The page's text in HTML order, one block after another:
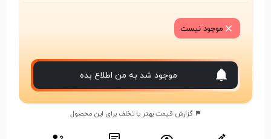
موجود نیست
موجود شد به من اطلاع بده
گزارش قیمت بهتر یا تخلف برای این محصول